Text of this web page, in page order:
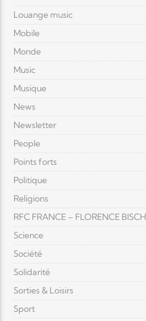
Louange music
Mobile
Monde
Music
Musique
News
Newsletter
People
Points forts
Politique
Religions
RFC FRANCE – FLORENCE BISCH
Science
Société
Solidarité
Sorties & Loisirs
Sport